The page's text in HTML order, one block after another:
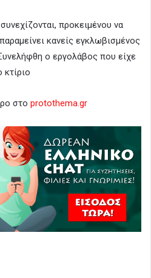
προκειμένου να
κανείς εγκλωβισμένος
ο εργολάβος που είχε
στο protothema.gr